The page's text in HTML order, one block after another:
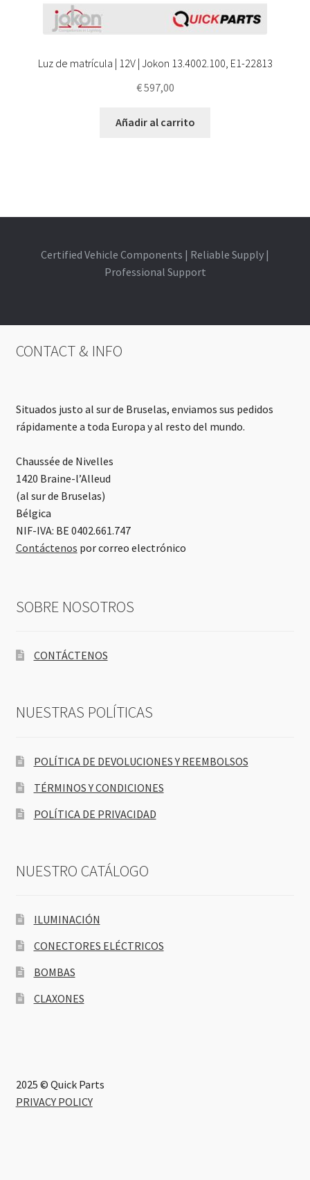
Luz de matrícula | 12V | Jokon 13.4002.100, E1-22813
€597,00
Añadir al carrito
Certified Vehicle Components | Reliable Supply |
Professional Support
CONTACT & INFO
Situados justo al sur de Bruselas, enviamos sus pedidos
rápidamente a toda Europa y al resto del mundo.
Chaussée de Nivelles
1420 Braine-l’Alleud
(al sur de Bruselas)
Bélgica
NIF-IVA: BE 0402.661.747
Contáctenos por correo electrónico
SOBRE NOSOTROS
CONTÁCTENOS
NUESTRAS POLÍTICAS
POLÍTICA DE DEVOLUCIONES Y REEMBOLSOS
TÉRMINOS Y CONDICIONES
POLÍTICA DE PRIVACIDAD
NUESTRO CATÁLOGO
ILUMINACIÓN
CONECTORES ELÉCTRICOS
BOMBAS
CLAXONES
2025 © Quick Parts
PRIVACY POLICY